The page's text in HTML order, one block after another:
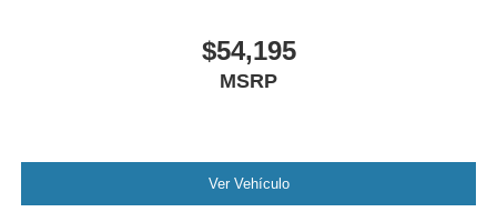
$54,195
MSRP
Ver Vehículo